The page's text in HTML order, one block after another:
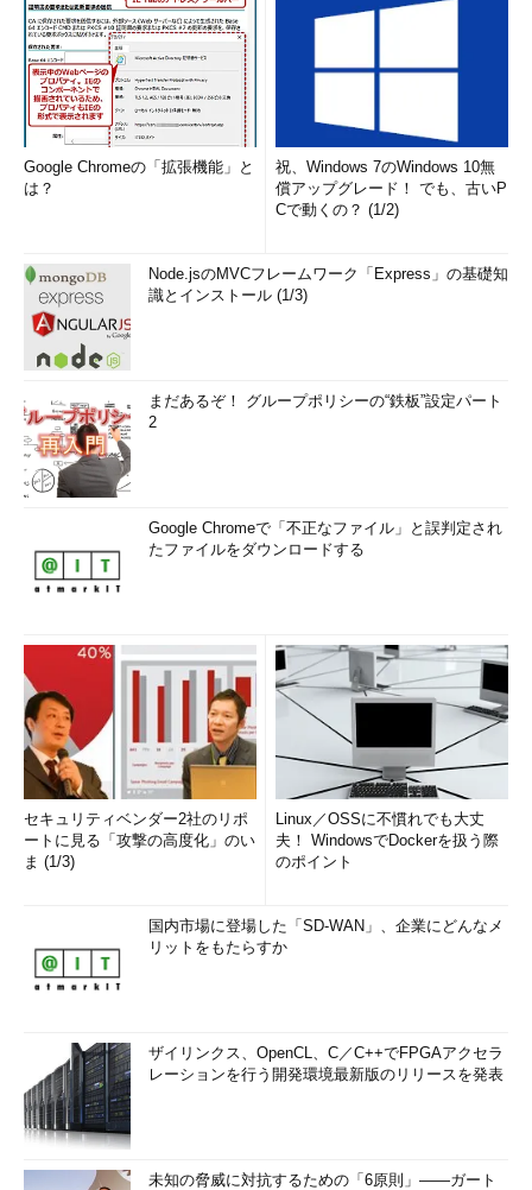
Google Chromeの「拡張機能」と
は？
祝、Windows 7のWindows 10無
償アップグレード！ でも、古いP
Cで動くの？ (1/2)
Node.jsのMVCフレームワーク「Express」の基礎知
識とインストール (1/3)
まだあるぞ！ グループポリシーの“鉄板”設定パート
2
Google Chromeで「不正なファイル」と誤判定され
たファイルをダウンロードする
セキュリティベンダー2社のリポ
ートに見る「攻撃の高度化」のい
ま (1/3)
Linux／OSSに不慣れでも大丈
夫！ WindowsでDockerを扱う際
のポイント
国内市場に登場した「SD-WAN」、企業にどんなメ
リットをもたらすか
ザイリンクス、OpenCL、C／C++でFPGAアクセラ
レーションを行う開発環境最新版のリリースを発表
未知の脅威に対抗するための「6原則」――ガート